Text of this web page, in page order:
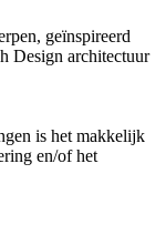
geïnspireerd
Design architectuur
is het makkelijk
en/of het